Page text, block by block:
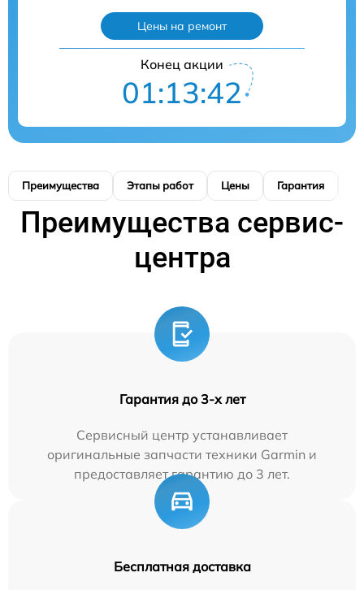
Цены на ремонт
Конец акции
01:13:41
Преимущества Этапы работ Цены Гарантия
Преимущества сервис-
центра
Гарантия до 3-х лет
Сервисный центр устанавливает
оригинальные запчасти техники Garmin и
предоставляет гарантию до 3 лет.
Бесплатная доставка